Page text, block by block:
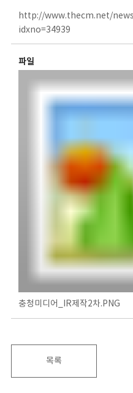
http://www.thecm.net/
idxno=34939
파일
충청미디어_IR제작2차.PNG
목록